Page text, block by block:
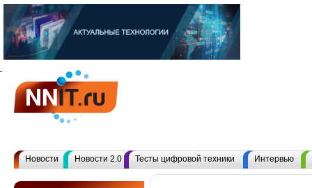
Новости Новости 2.0 Тесты цифровой техники Интервью